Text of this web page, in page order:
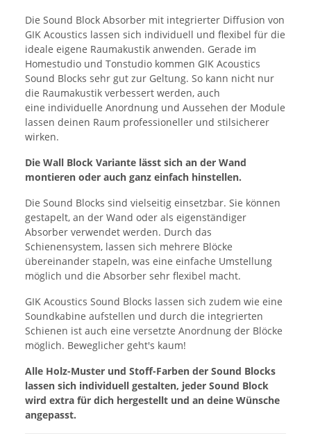
Die Sound Block Absorber mit integrierter Diffusion von
GIK Acoustics lassen sich individuell und flexibel für die
ideale eigene Raumakustik anwenden. Gerade im
Homestudio und Tonstudio kommen GIK Acoustics
Sound Blocks sehr gut zur Geltung. So kann nicht nur
die Raumakustik verbessert werden, auch
eine individuelle Anordnung und Aussehen der Module
lassen deinen Raum professioneller und stilsicherer
wirken.
Die Wall Block Variante lässt sich an der Wand
montieren oder auch ganz einfach hinstellen.
Die Sound Blocks sind vielseitig einsetzbar. Sie können
gestapelt, an der Wand oder als eigenständiger
Absorber verwendet werden. Durch das
Schienensystem, lassen sich mehrere Blöcke
übereinander stapeln, was eine einfache Umstellung
möglich und die Absorber sehr flexibel macht.
GIK Acoustics Sound Blocks lassen sich zudem wie eine
Soundkabine aufstellen und durch die integrierten
Schienen ist auch eine versetzte Anordnung der Blöcke
möglich. Beweglicher geht's kaum!
Alle Holz-Muster und Stoff-Farben der Sound Blocks
lassen sich individuell gestalten, jeder Sound Block
wird extra für dich hergestellt und an deine Wünsche
angepasst.